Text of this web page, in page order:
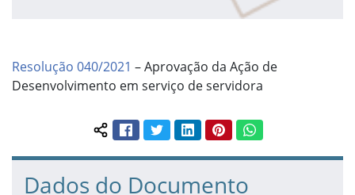
Resolução 040/2021 – Aprovação da Ação de
Desenvolvimento em serviço de servidora
Compartilhar conteúdo:
FacebookTwitterLinkedInPinterestWhatsApp
Dados do Documento